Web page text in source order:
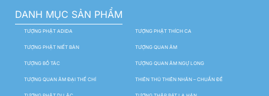
DANH MỤC SẢN PHẨM
TƯỢNG PHẬT ADIDA TƯỢNG PHẬT THÍCH CA
TƯỢNG PHẬT NIẾT BÀN TƯỢNG QUAN ÂM
TƯỢNG BỒ TÁC TƯỢNG QUAN ÂM NGỰ LONG
TƯỢNG QUAN ÂM ĐẠI THẾ CHÍ THIÊN THỦ THIÊN NHÃN – CHUẨN ĐỀ